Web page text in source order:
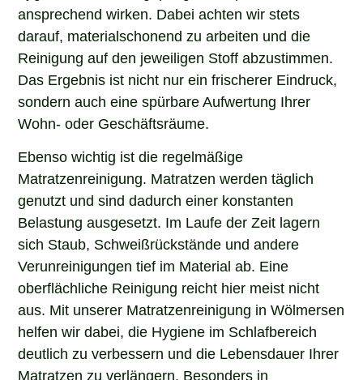
ansprechend wirken. Dabei achten wir stets
darauf, materialschonend zu arbeiten und die
Reinigung auf den jeweiligen Stoff abzustimmen.
Das Ergebnis ist nicht nur ein frischerer Eindruck,
sondern auch eine spürbare Aufwertung Ihrer
Wohn- oder Geschäftsräume.
Ebenso wichtig ist die regelmäßige
Matratzenreinigung. Matratzen werden täglich
genutzt und sind dadurch einer konstanten
Belastung ausgesetzt. Im Laufe der Zeit lagern
sich Staub, Schweißrückstände und andere
Verunreinigungen tief im Material ab. Eine
oberflächliche Reinigung reicht hier meist nicht
aus. Mit unserer Matratzenreinigung in Wölmersen
helfen wir dabei, die Hygiene im Schlafbereich
deutlich zu verbessern und die Lebensdauer Ihrer
Matratzen zu verlängern. Besonders in